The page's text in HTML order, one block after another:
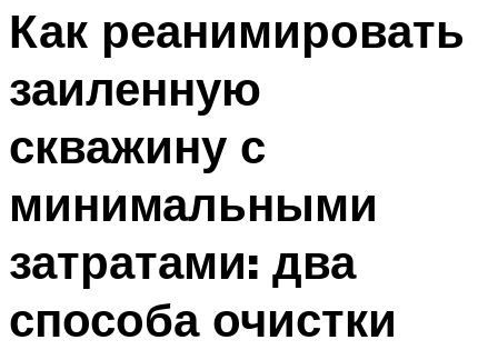
Как реанимировать
заиленную
скважину с
минимальными
затратами: два
способа очистки